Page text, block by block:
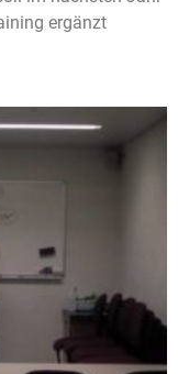
ergänzt